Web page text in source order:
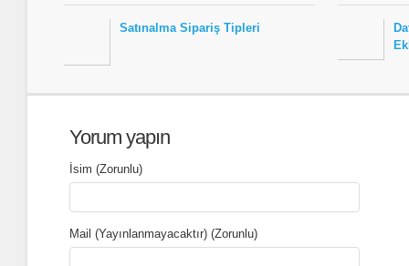
Satınalma Sipariş Tipleri
Yorum yapın
İsim (Zorunlu)
Mail (Yayınlanmayacaktır) (Zorunlu)